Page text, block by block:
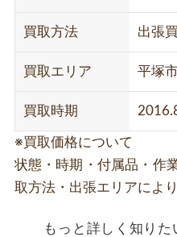
買取方法 出張
買取エリア 平塚
買取時期
※買取価格について
状態・時期・付属品・作
取方法・出張エリアによ
もっと詳しく知りた